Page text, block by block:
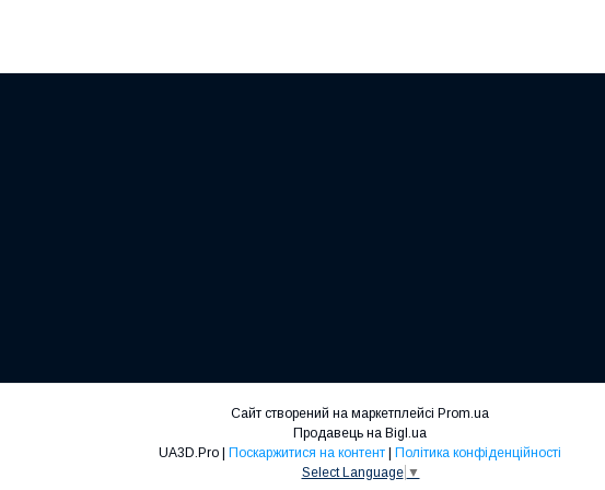
Сайт створений на маркетплейсі Prom.ua
Продавець на Bigl.ua
UA3D.Pro | Поскаржитися на контент | Політика конфіденційності
Select Language ▼